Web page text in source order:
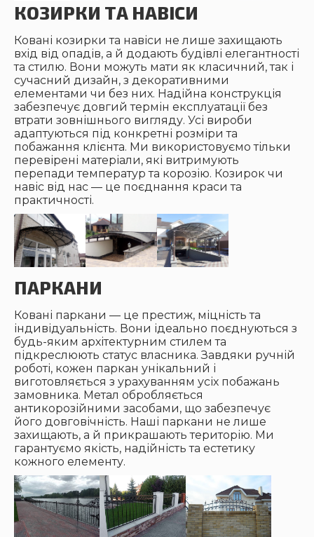
КОЗИРКИ ТА НАВІСИ
Ковані козирки та навіси не лише захищають
вхід від опадів, а й додають будівлі елегантності
та стилю. Вони можуть мати як класичний, так і
сучасний дизайн, з декоративними
елементами чи без них. Надійна конструкція
забезпечує довгий термін експлуатації без
втрати зовнішнього вигляду. Усі вироби
адаптуються під конкретні розміри та
побажання клієнта. Ми використовуємо тільки
перевірені матеріали, які витримують
перепади температур та корозію. Козирок чи
навіс від нас — це поєднання краси та
практичності.
ПАРКАНИ
Ковані паркани — це престиж, міцність та
індивідуальність. Вони ідеально поєднуються з
будь-яким архітектурним стилем та
підкреслюють статус власника. Завдяки ручній
роботі, кожен паркан унікальний і
виготовляється з урахуванням усіх побажань
замовника. Метал обробляється
антикорозійними засобами, що забезпечує
його довговічність. Наші паркани не лише
захищають, а й прикрашають територію. Ми
гарантуємо якість, надійність та естетику
кожного елементу.